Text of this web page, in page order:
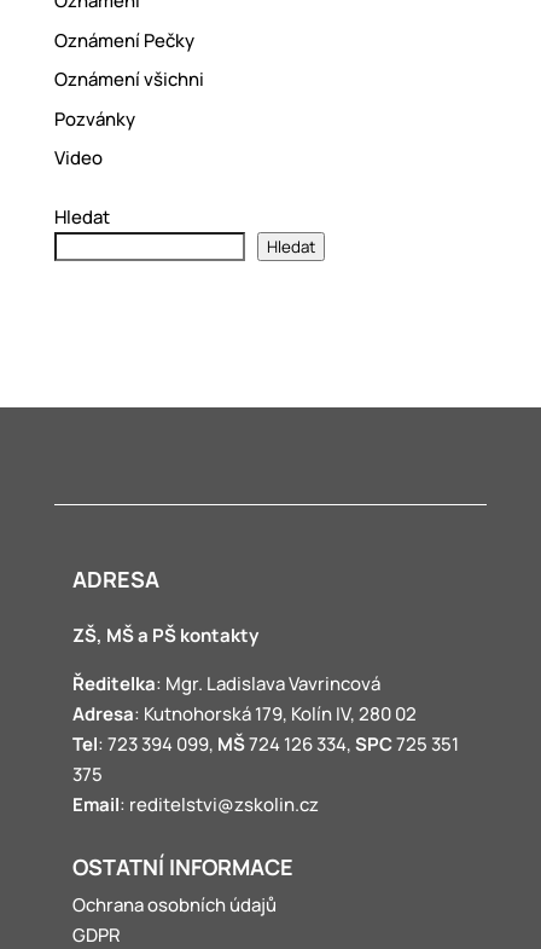
Oznámení Pečky
Oznámení všichni
Pozvánky
Video
Hledat
Hledat
ADRESA
ZŠ, MŠ a PŠ kontakty
Ředitelka: Mgr. Ladislava Vavrincová
Adresa: Kutnohorská 179, Kolín IV, 280 02
Tel: 723 394 099, MŠ724 126 334,SPC725 351
375
Email: reditelstvi@zskolin.cz
OSTATNÍ INFORMACE
Ochrana osobních údajů
GDPR